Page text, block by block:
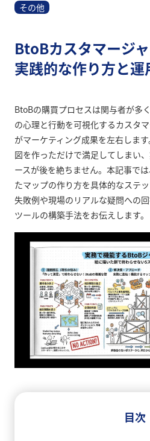
その他
BtoBカスタマージ
実践的な作り方と運
BtoBの購買プロセスは関与者が多
の心理と行動を可視化するカスタ
がマーケティング成果を左右しま
図を作っただけで満足してしまい
ースが後を絶ちません。本記事で
たマップの作り方を具体的なステ
失敗例や現場のリアルな疑問への
ツールの構築手法をお伝えします。
目次